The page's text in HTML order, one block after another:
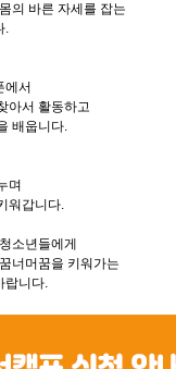
의 바른 자세를 잡는
.
에서
아서 활동하고
배웁니다.
며
워갑니다.
소년들에게
너머꿈을 키워가는
랍니다.